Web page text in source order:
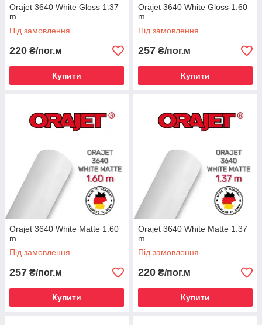
Orajet 3640 White Gloss 1.37
m
Під замовлення
220 ₴/пог.м
Купити
Orajet 3640 White Gloss 1.60
m
Під замовлення
257 ₴/пог.м
Купити
Orajet 3640 White Matte 1.60
m
Під замовлення
257 ₴/пог.м
Купити
Orajet 3640 White Matte 1.37
m
Під замовлення
220 ₴/пог.м
Купити